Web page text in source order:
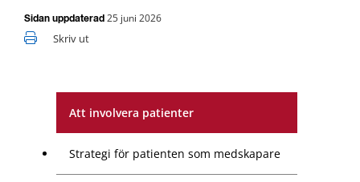
Att involvera patienter
Strategi för patienten som medskapare
Sidan uppdaterad 25 juni 2026
Skriv ut